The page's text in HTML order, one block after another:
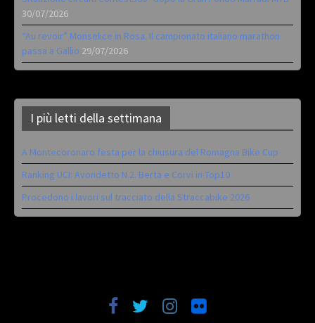
30/07/2026
“Au revoir” Monselice in Rosa. Il campionato italiano marathon
passa a Gallio 29/07/2026
I più letti della settimana
A Montecoronaro festa per la chiusura del Romagna Bike Cup
Ranking UCI: Avondetto N.2. Berta e Corvi in Top10
Procedono i lavori sul tracciato della Straccabike 2026